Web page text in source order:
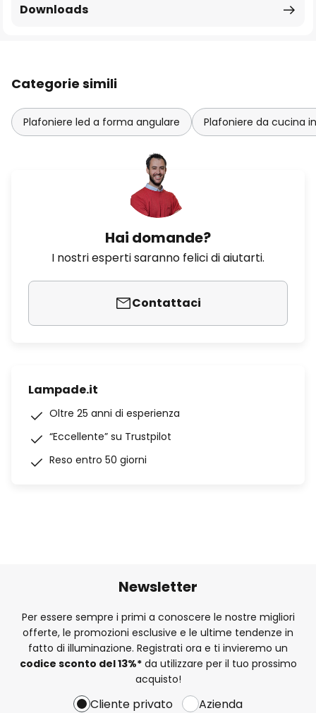
Downloads
Categorie simili
Plafoniere led a forma angulare Plafoniere da cucina
Hai domande?
I nostri esperti saranno felici di aiutarti.
Contattaci
Lampade.it
Oltre 25 anni di esperienza
“Eccellente” su Trustpilot
Reso entro 50 giorni
Newsletter
Per essere sempre i primi a conoscere le nostre migliori
offerte, le promozioni esclusive e le ultime tendenze in
fatto di illuminazione. Registrati ora e ti invieremo un
codice sconto del13%*da utilizzare per il tuo prossimo
acquisto!
Cliente privato Azienda